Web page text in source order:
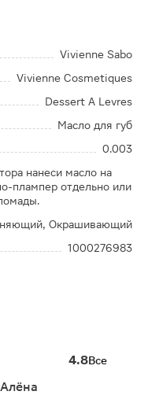
Vivienne Sabo
Vivienne Cosmetiques
Dessert A Levres
Масло для губ
0.003
нанеси масло на
плампер отдельно или
Окрашивающий
1000276983
4.8Все
Алёна